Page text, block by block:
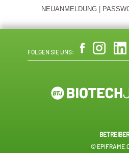
NEUANMELDUNG
FOLGEN SIE UNS:
BETREIBER
©